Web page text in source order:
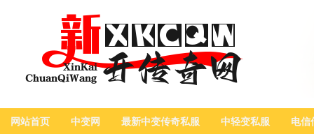
网站首页 中变网 最新中变传奇私服 中轻变私服 电信